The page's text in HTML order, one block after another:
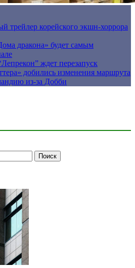
трейлер корейского экшн-хоррора
дракона» будет самым
ждет перезапуск
добились изменения маршрута
из-за Добби